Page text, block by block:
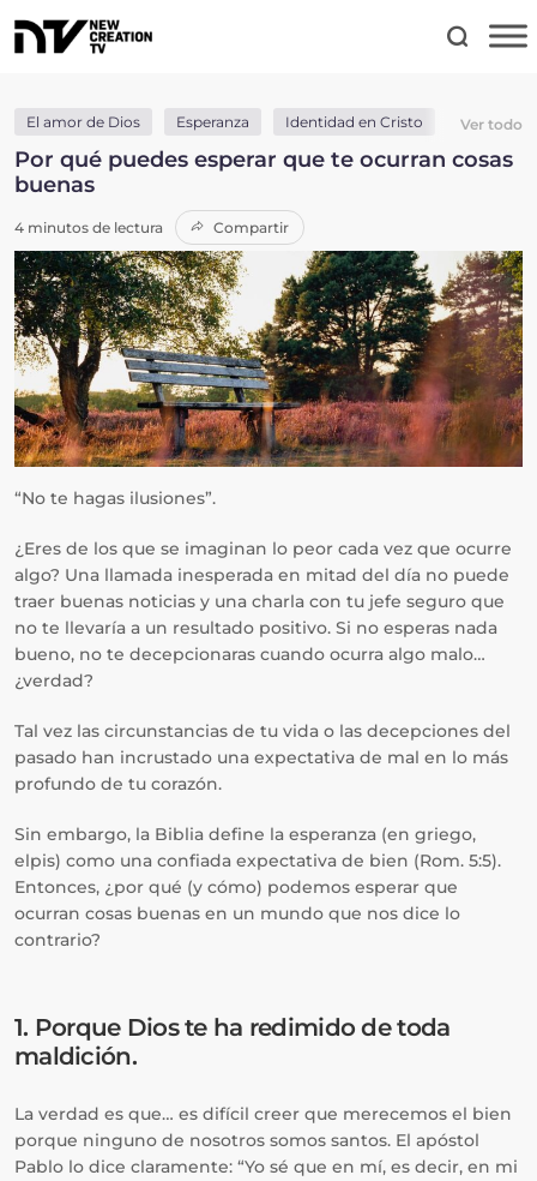
El amor de Dios Esperanza Identidad en Cristo Justicia
Ver todo
Por qué puedes esperar que te ocurran cosas
buenas
4 minutos de lectura Compartir
“No te hagas ilusiones”.
¿Eres de los que se imaginan lo peor cada vez que ocurre
algo? Una llamada inesperada en mitad del día no puede
traer buenas noticias y una charla con tu jefe seguro que
no te llevaría a un resultado positivo. Si no esperas nada
bueno, no te decepcionaras cuando ocurra algo malo…
¿verdad?
Tal vez las circunstancias de tu vida o las decepciones del
pasado han incrustado una expectativa de mal en lo más
profundo de tu corazón.
Sin embargo, la Biblia define la esperanza (en griego,
elpis) como una confiada expectativa de bien (Rom. 5:5).
Entonces, ¿por qué (y cómo) podemos esperar que
ocurran cosas buenas en un mundo que nos dice lo
contrario?
1. Porque Dios te ha redimido de toda
maldición.
La verdad es que… es difícil creer que merecemos el bien
porque ninguno de nosotros somos santos. El apóstol
Pablo lo dice claramente: “Yo sé que en mí, es decir, en mi